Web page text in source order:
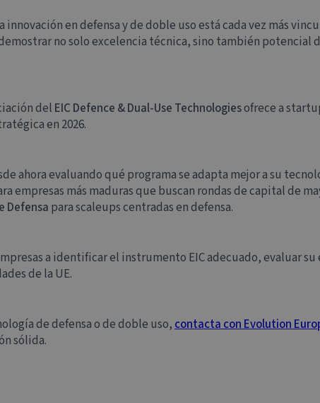
innovación en defensa y de doble uso está cada vez más
no solo excelencia técnica, sino también potencial
del EIC Defence & Dual-Use Technologiesofrece a
en 2026.
ahora evaluando qué programa se adapta mejor a su
empresas más maduras que buscan rondas de capital de
Defensa para scaleups centradas en defensa.
a identificar el instrumento EIC adecuado, evaluar
de la UE.
de defensa o de doble uso,contacta con Evolution
sólida.